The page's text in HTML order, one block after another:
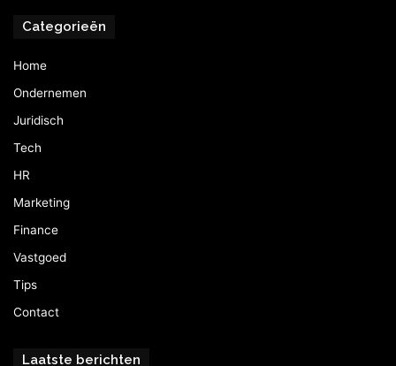
Categorieën
Home
Ondernemen
Juridisch
Tech
HR
Marketing
Finance
Vastgoed
Tips
Contact
Laatste berichten